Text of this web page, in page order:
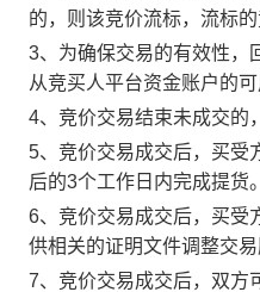
的，则该竞价流标，流标
3、为确保交易的有效性，
从竞买人平台资金账户的
4、竞价交易结束未成交的
5、竞价交易成交后，买受
后的3个工作日内完成提货
6、竞价交易成交后，买受
供相关的证明文件调整交易
7、竞价交易成交后，双方